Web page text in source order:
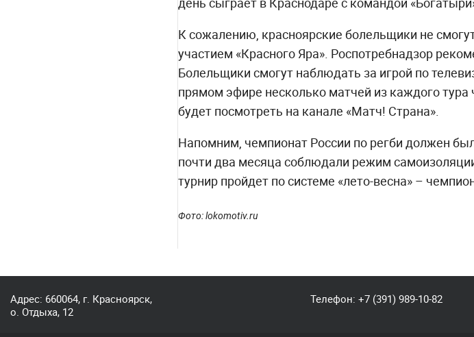
К сожалению, красноярские болельщики не
участием «Красного Яра». Роспотребнадзор
Болельщики смогут наблюдать за игрой по
прямом эфире несколько матчей из каждого
будет посмотреть на канале «Матч! Страна».
Напомним, чемпионат России по регби должен
почти два месяца соблюдали режим
турнир пройдет по системе «лето-весна» –
Фото: lokomotiv.ru
Адрес: 660064, г. Красноярск,
о. Отдыха, 12
Телефон: +7 (391) 989-10-82